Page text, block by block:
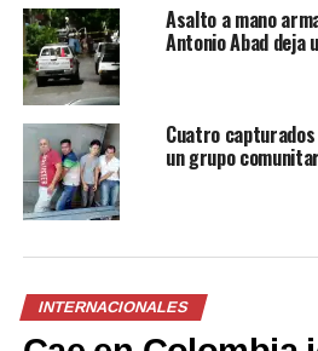
Me gusta esto:
Asalto a mano
Antonio Abad deja
Cuatro
un grupo
INTERNACIONALES